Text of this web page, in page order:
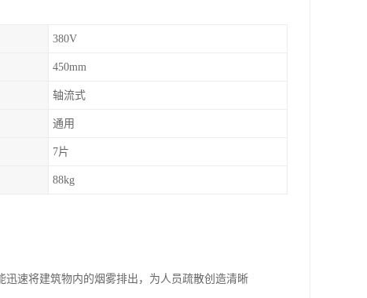
380V
450mm
轴流式
通用
7片
88kg
速将建筑物内的烟雾排出，为人员疏散创造清晰